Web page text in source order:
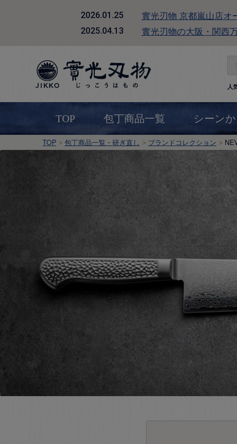
2026.01.25 實光刃物 京都嵐山店オ
2025.04.13 實光刃物の大阪・関西
人
TOP 包丁商品一覧 シーン
TOP 包丁商品一覧・研ぎ直し ブランドコレクション